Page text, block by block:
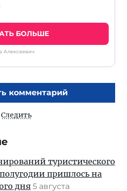
БОЛЬШЕ
Алексеевич
комментарий
Следить
туристического
пришлось на
дня 5 августа